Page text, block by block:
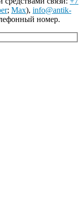
; Max), info@antik-
номер.